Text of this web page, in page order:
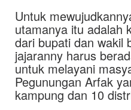
Untuk
utamanya itu adalah
dari bupati dan wakil
jajaranny harus
untuk melayani
Pegunungan Arfak
kampung dan 10